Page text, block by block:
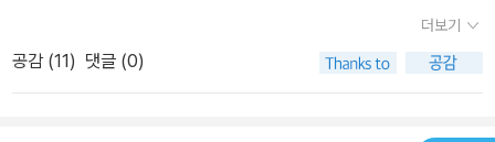
가해자이자 피해자인 남성들에게(4장) 다음과 같이 말을 건다. "남성
이야말로 아는 사람에 의한 강간에 관심을 가져야 한다고 주장하는
자'니까 다른 사람이 나쁘게 굴더라도 나는 그렇게 해동하면 안 된다,
이렇게 생각했던 것 같아요.' (p.160)어릴적부터 '남자와 여자는 평등
일을 '강간'이나 '성폭행'이라고 생각하지 않은 일이 많았다는 것을 의
미한다. 어떨 때 사람들은 '강간'이라고 명확하게 인식하는가? 바로
이 책에는 강간의 좋은 사례(참, 이 말 쓰기도 민망하다. 좋은 사례라
더보기
공감 (11) 댓글 (0)